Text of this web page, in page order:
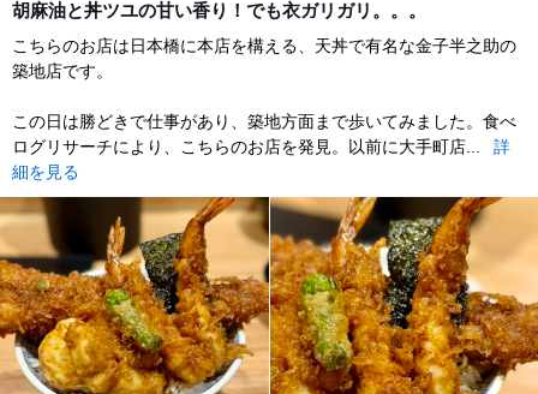
胡麻油と丼ツユの甘い香り！でも衣ガリガリ。。。
こちらのお店は日本橋に本店を構える、天丼で有名な金子半之助の
築地店です。
この日は勝どきで仕事があり、築地方面まで歩いてみました。食べ
ログリサーチにより、こちらのお店を発見。以前に大手町店...
詳
細を見る